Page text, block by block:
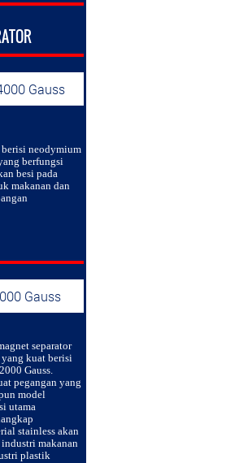
Gauss
neodymium
berfungsi
besi pada
makanan dan
Gauss
separator
yang kuat berisi
Gauss.
pegangan yang
model
utama
stainless akan
makanan
plastik